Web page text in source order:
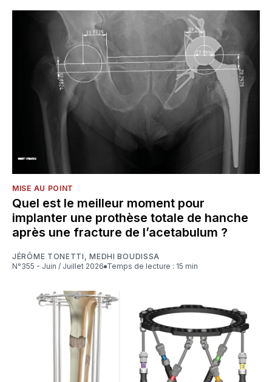
MISE AU POINT
Quel est le meilleur moment pour
implanter une prothèse totale de hanche
après une fracture de l’acetabulum ?
JÉRÔME TONETTI ,MEDHI BOUDISSA
N°355 - Juin / Juillet 2026
Temps de lecture : 15 min